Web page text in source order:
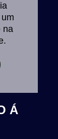
na
Á